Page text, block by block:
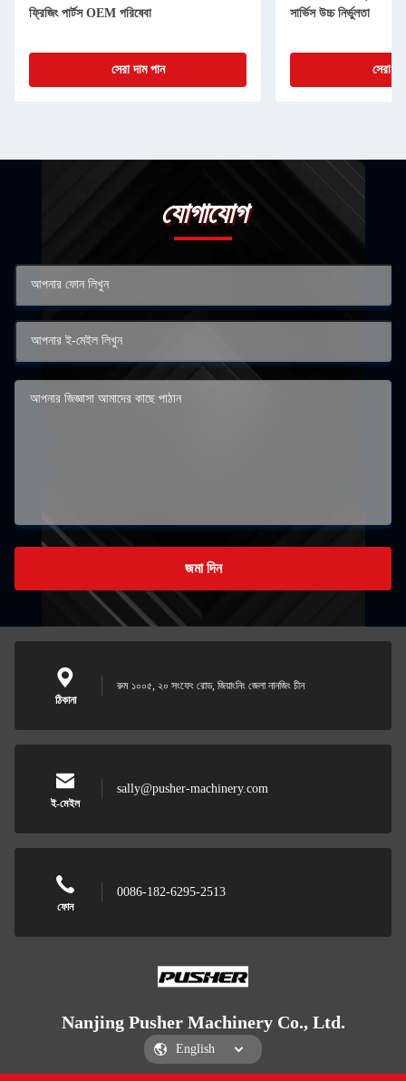
ফ্রিজিং পার্টস OEM পরিষেবা
সেরা দাম পান
সার্ভিস উচ্চ নির্ভুলতা
সেরা
যোগাযোগ
জমা দিন
ঠিকানা
রুম ১০০৫, ২০ সংফেং রোড, জিয়াংনিং জেলা নানজিং চীন
ই-মেইল
sally@pusher-machinery.com
ফোন
0086-182-6295-2513
Nanjing Pusher Machinery Co., Ltd.